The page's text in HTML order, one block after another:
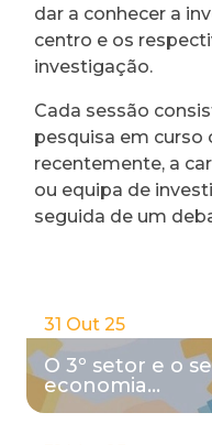
dar a conhecer a
centro e os
investigação.
Cada sessão
pesquisa em curso
recentemente, a
ou equipa de
seguida de um
31 Out 25
O 3º setor e o
economia…